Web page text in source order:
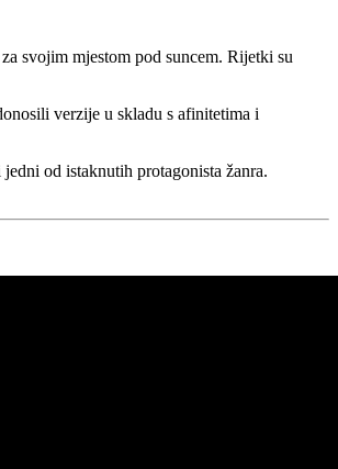
svojim mjestom pod suncem. Rijetki su
verzije u skladu s afinitetima i
od istaknutih protagonista žanra.